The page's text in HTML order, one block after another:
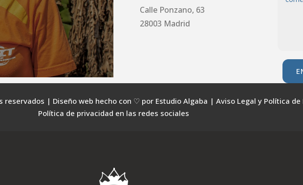
Calle Ponzano, 63
28003 Madrid
reservados | Diseño web hecho con ♡ por Estudio Algaba | Aviso Legal y Política
Política de privacidad en las redes sociales